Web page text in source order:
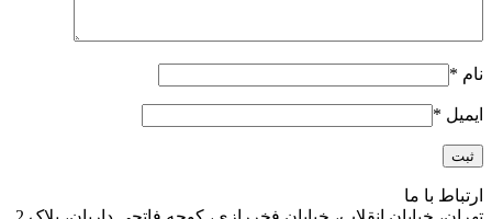
نام *
ایمیل *
ارتباط با ما